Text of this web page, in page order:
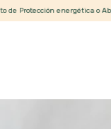
Protección energética o